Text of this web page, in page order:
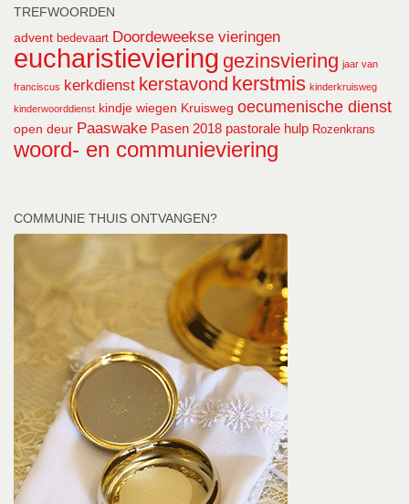
TREFWOORDEN
advent bedevaart Doordeweekse vieringen
eucharistieviering gezinsviering jaar van
franciscus kerkdienst kerstavond kerstmis kinderkruisweg
kinderwoorddienst kindje wiegen Kruisweg oecumenische dienst
open deur Paaswake Pasen 2018 pastorale hulp Rozenkrans
woord- en communieviering
COMMUNIE THUIS ONTVANGEN?